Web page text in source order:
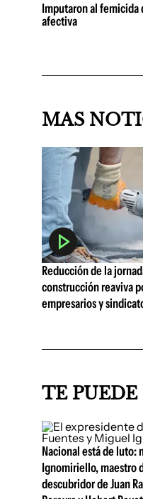
Imputaron al femicida
afectiva
MAS
Reducción de la
construcción reaviva
empresarios y
TE
Nacional está de luto:
Ignomiriello, maestro
descubridor de Juan